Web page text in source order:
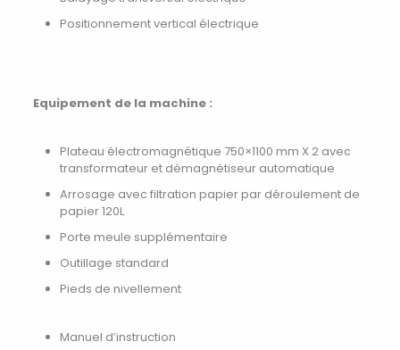
Positionnement vertical électrique
Equipement de la machine :
Plateau électromagnétique 750×1100 mm X 2 avec
transformateur et démagnétiseur automatique
Arrosage avec filtration papier par déroulement de
papier 120L
Porte meule supplémentaire
Outillage standard
Pieds de nivellement
Manuel d’instruction